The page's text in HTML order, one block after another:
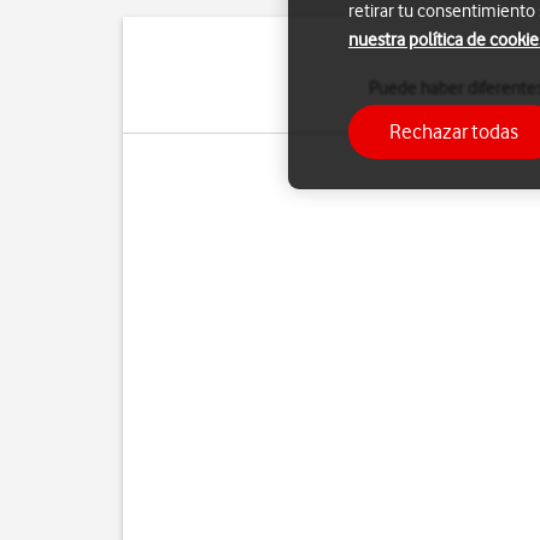
retirar tu consentimiento
nuestra política de
Rechazar todas